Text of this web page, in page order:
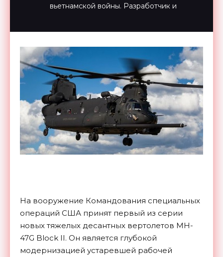
вьетнамской войны. Разработчик и
На вооружение Командования специальных
операций США принят первый из серии
новых тяжелых десантных вертолетов MH-
47G Block II. Он является глубокой
модернизацией устаревшей рабочей